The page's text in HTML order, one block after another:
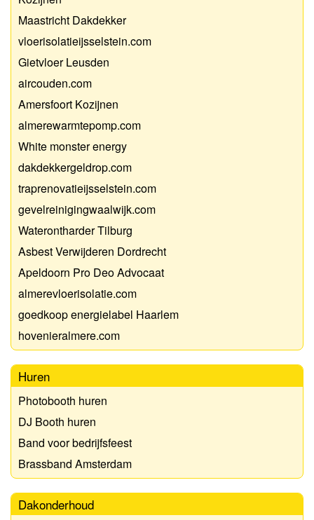
Maastricht Dakdekker
vloerisolatieijsselstein.com
Gietvloer Leusden
aircouden.com
Amersfoort Kozijnen
almerewarmtepomp.com
White monster energy
dakdekkergeldrop.com
traprenovatieijsselstein.com
gevelreinigingwaalwijk.com
Waterontharder Tilburg
Asbest Verwijderen Dordrecht
Apeldoorn Pro Deo Advocaat
almerevloerisolatie.com
goedkoop energielabel Haarlem
hovenieralmere.com
Huren
Photobooth huren
DJ Booth huren
Band voor bedrijfsfeest
Brassband Amsterdam
Dakonderhoud